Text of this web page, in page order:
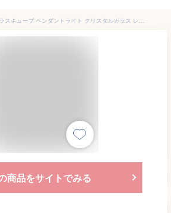
KIRIN-ROKI 1灯ガラスキューブ ペンダントライト クリスタルガラス レトロモダン インテリア照明 照明器具 玄関照明 天井照明 北欧 カフェ ナチュラル シンプル かわいい 飾りランプ 氷塊 おしゃれ 197（ダクトレール式，3灯）
商品をサイトでみる